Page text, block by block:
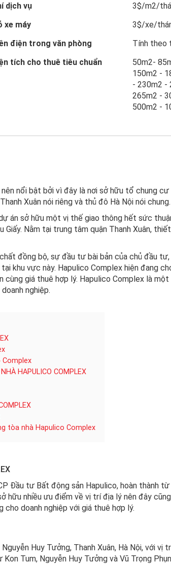
dịch vụ
3$/m2/
xe máy
3$/xe/
điện trong văn phòng
Tính theo
tích cho thuê tiêu chuẩn
50m2-
150m2 -
- 230m2 -
265m2 -
500m2 -
nổi bật bởi vì đây là nơi sở hữu tổ chung cư
Xuân nói riêng và thủ đô Hà Nội nói chung.
án sở hữu một vị thế giao thông hết sức
Giấy. Nằm tại trung tâm quận Thanh Xuân,
đồng bộ, sự đầu tư bài bản của chủ đầu tư,
khu vực này. Hapulico Complex hiện đang
giá thuê hợp lý. Hapulico Complex là
nghiệp.
HAPULICO COMPLEX
tòa nhà Hapulico Complex
Đầu tư Bất động sản Hapulico, hoàn thành
hữu nhiều ưu điểm về vị trí địa lý nên đây
doanh nghiệp với giá thuê hợp lý.
Huy Tưởng, Thanh Xuân, Hà Nội, với vị
Tum, Nguyễn Huy Tưởng và Vũ Trọng